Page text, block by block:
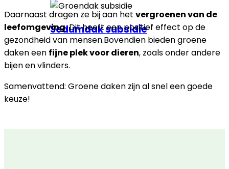
Sedumdak subsidie
Daarnaast dragen ze bij aan het vergroenen van de
leefomgeving. Dit heeft een positief effect op de
gezondheid van mensen.Bovendien bieden groene
daken een fijne plek voor dieren, zoals onder andere
bijen en vlinders.
Samenvattend: Groene daken zijn al snel een goede
keuze!